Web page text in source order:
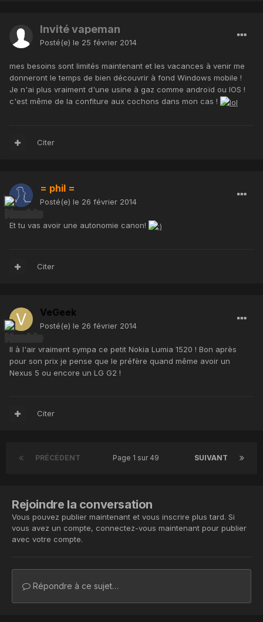
Invité vapeman
Posté(e) le 25 février 2014
mes besoins sont limités maintenant et les vacances à venir me
donneront le temps de bien découvrir à fond Windows mobile !
Je n'ai plus vraiment d'une usine à gaz comme androïd ou IOS !
c'est même de la confiture aux cochons dans mon cas !
Citer
= phil =
Posté(e) le 26 février 2014
Et tu vas avoir une autonomie canon!
Citer
VeGeek
Posté(e) le 26 février 2014
Il à l'air vraiment sympa ce petit Nokia Lumia 1520 ! Bon après
pour son prix je pense que le préfère quand même avoir un
Nexus 5 ou encore un LG G2 !
Citer
PRÉCÉDENT SUIVANT
Page 1 sur 49
Rejoindre la conversation
Vous pouvez publier maintenant et vous inscrire plus tard. Si
vous avez un compte, connectez-vous maintenant pour publier
avec votre compte.
Répondre à ce sujet…